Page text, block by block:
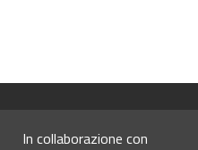
In collaborazione con